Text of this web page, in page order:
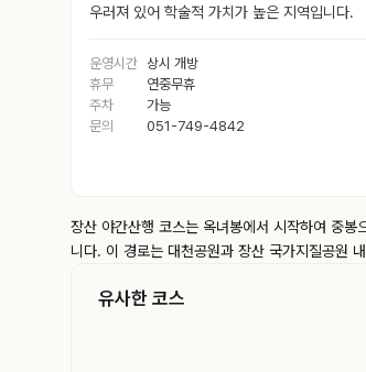
우러져 있어 학술적 가치가 높은 지역입니다.
운영시간 상시 개방
휴무
연중무휴
주차
가능
문의
051-749-4842
장산 야간산행 코스는 옥녀봉에서 시작하여 중
니다. 이 경로는 대천공원과 장산 국가지질공원
유사한 코스